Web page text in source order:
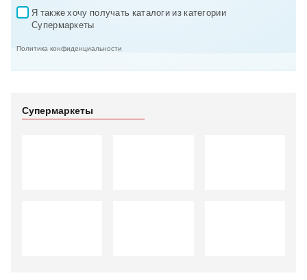
Я также хочу получать каталоги из категории
Супермаркеты
Политика конфиденциальности
Супермаркеты